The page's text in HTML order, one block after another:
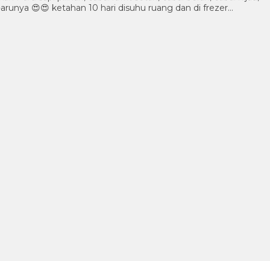
😍😍 ketahan 10 hari disuhu ruang dan di frezer…